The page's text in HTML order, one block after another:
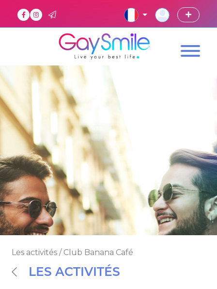
Les activités / Club Banana Café
LES ACTIVITÉS